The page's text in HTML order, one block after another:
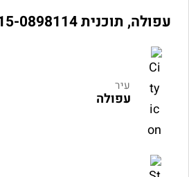
עפולה, תוכנית 215-0898114
עיר
עפולה